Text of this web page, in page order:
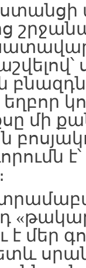
մի
է՝
է մեր